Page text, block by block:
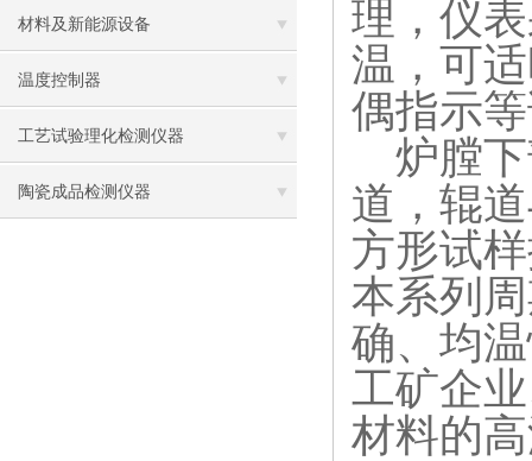
材料及新能源设备
温度控制器
工艺试验理化检测仪器
陶瓷成品检测仪器
理，仪
温，可
偶指示
炉膛
道，辊
方形试
本系列
确、均
工矿企
材料的